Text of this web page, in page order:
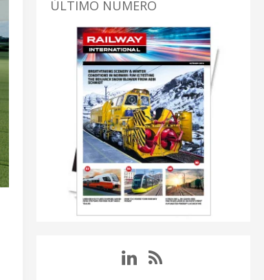
ÚLTIMO NUMERO